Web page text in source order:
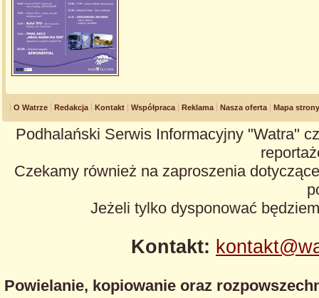
O Watrze Redakcja Kontakt Współpraca Reklama Nasza oferta Mapa strony
Podhalański Serwis Informacyjny "Watra"
Czekamy również na zaproszenia
Jeżeli tylko dysponować
Kontakt:
Powielanie, kopiowanie oraz